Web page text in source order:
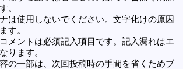
。
は使用しないでください。文字化けの原因
す。
メントは必須記入項目です。記入漏れはエ
ります。
の一部は、次回投稿時の手間を省くためブ